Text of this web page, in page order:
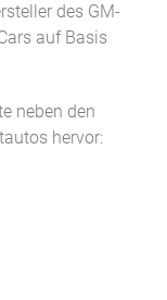
des GM-
auf Basis
neben den
hervor: